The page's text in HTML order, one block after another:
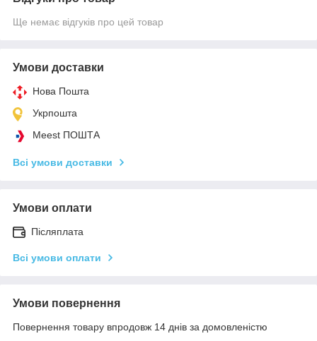
Ще немає відгуків про цей товар
Умови доставки
Нова Пошта
Укрпошта
Meest ПОШТА
Всі умови доставки
Умови оплати
Післяплата
Всі умови оплати
Умови повернення
Повернення товару впродовж 14 днів за домовленістю